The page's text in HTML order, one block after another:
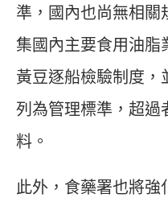
準，國內也尚無相關
集國內主要食用油脂
黃豆逐船檢驗制度，
列為管理標準，超過
料。
此外，食藥署也將強